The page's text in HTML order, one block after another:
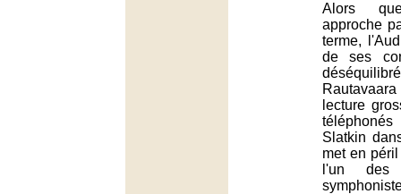
Alors
approche
terme,
de ses
lecture
Slatkin
met en
l'un des